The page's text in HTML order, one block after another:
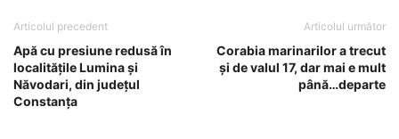
Articolul precedent
Apă cu presiune redusă în
localităţile Lumina și
Năvodari, din judeţul
Constanţa
Articolul următor
Corabia marinarilor a trecut
și de valul 17, dar mai e mult
până…departe